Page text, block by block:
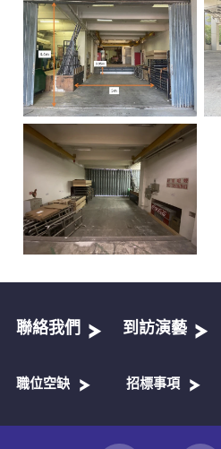
聯絡我們 到訪演藝
職位空缺 招標事項